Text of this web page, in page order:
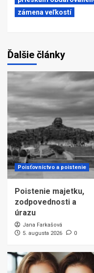
zámena veľkostí
Ďalšie články
Poisťovníctvo a poistenie
Poistenie majetku,
zodpovednosti a
úrazu
Jana Farkašová
5. augusta 2026
0